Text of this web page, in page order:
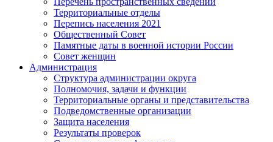
Территориальные отделы
Перепись населения 2021
Общественный Совет
Памятные даты в военной истории России
Совет женщин
Администрация
Структура администрации округа
Полномочия, задачи и функции
Территориальные органы и представительства
Подведомственные организации
Защита населения
Результаты проверок